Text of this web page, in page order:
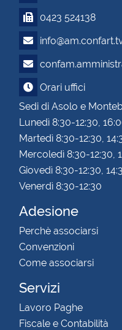
0423 524138
Orari uffici
Sedi di Asolo e
Lunedì 8:30-12:30,
Martedì 8:30-12:30,
Mercoledì 8:30-12:30,
Giovedì 8:30-12:30,
Venerdì 8:30-12:30
Adesione
Perchè associarsi
Convenzioni
Come associarsi
Servizi
Lavoro Paghe
Fiscale e Contabilità